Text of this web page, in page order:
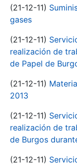
(21-12-11)
gases
(21-12-11)
realización de
de Papel de
(21-12-11)
2013
(21-12-11)
realización de
de Burgos
(21-12-11)